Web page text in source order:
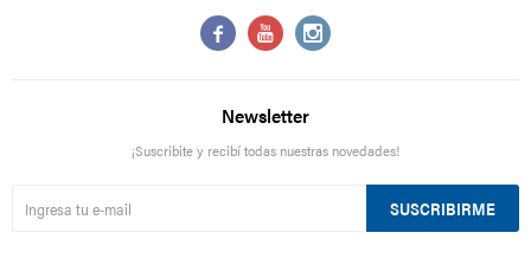
  
Newsletter
¡Suscribite y recibí todas nuestras novedades!
SUSCRIBIRME